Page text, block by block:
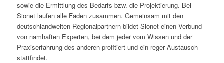
sowie die Ermittlung des Bedarfs bzw. die Projektierung. Bei
Sionet laufen alle Fäden zusammen. Gemeinsam mit den
deutschlandweiten Regionalpartnern bildet Sionet einen Verbund
von namhaften Experten, bei dem jeder vom Wissen und der
Praxiserfahrung des anderen profitiert und ein reger Austausch
stattfindet.